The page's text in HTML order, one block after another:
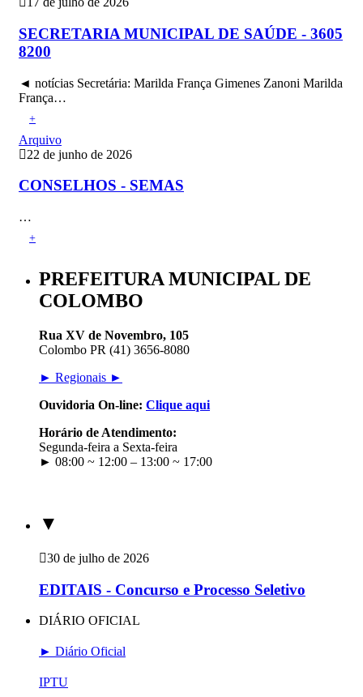
SECRETARIA MUNICIPAL DE SAÚDE - 3605
8200
◄ notícias Secretária: Marilda França Gimenes Zanoni Marilda
França…
+
Arquivo
22 de junho de 2026
CONSELHOS - SEMAS
…
+
PREFEITURA MUNICIPAL DE
COLOMBO
Rua XV de Novembro, 105
Colombo PR (41) 3656-8080
► Regionais ►
Ouvidoria On-line: Clique aqui
Horário de Atendimento:
Segunda-feira a Sexta-feira
► 08:00 ~ 12:00 – 13:00 ~ 17:00
▼
30 de julho de 2026
EDITAIS - Concurso e Processo Seletivo
DIÁRIO OFICIAL
► Diário Oficial
IPTU